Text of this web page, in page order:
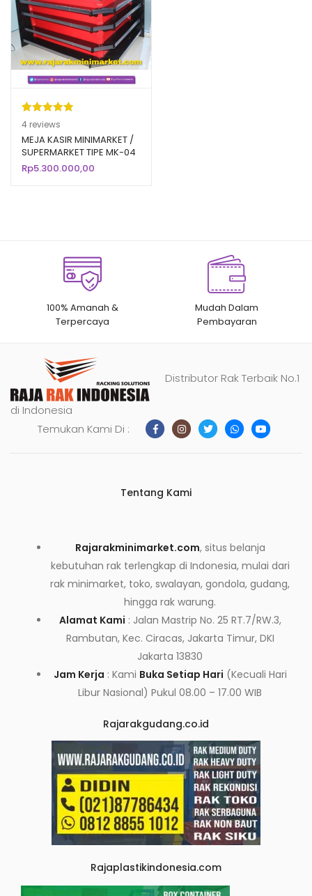
Peringkat
5.00 dari 5
berdasarka
n
4
penilaian
4 reviews
MEJA KASIR MINIMARKET /
SUPERMARKET TIPE MK-04
RAJARAK
Rp5.300.000,00
100% Amanah &
Terpercaya
Mudah Dalam
Pembayaran
Distributor Rak Terbaik No.1
di Indonesia
Temukan Kami Di :
Tentang Kami
Rajarakminimarket.com, situs belanja
kebutuhan rak terlengkap di Indonesia, mulai dari
rak minimarket, toko, swalayan, gondola, gudang,
hingga rak warung.
Alamat Kami : Jalan Mastrip No. 25 RT.7/RW.3,
Rambutan, Kec. Ciracas, Jakarta Timur, DKI
Jakarta 13830
Jam Kerja : Kami Buka Setiap Hari (Kecuali Hari
Libur Nasional) Pukul 08.00 – 17.00 WIB
Rajarakgudang.co.id
Rajaplastikindonesia.com